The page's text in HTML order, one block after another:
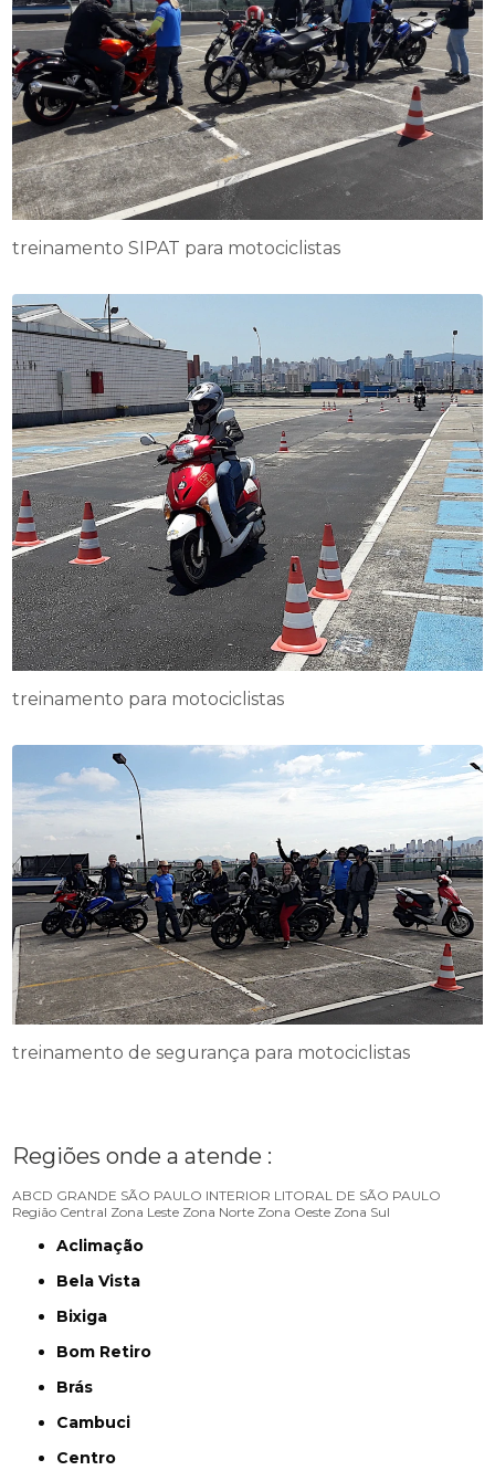
treinamento SIPAT para motociclistas
treinamento para motociclistas
treinamento de segurança para motociclistas
Regiões onde a atende :
ABCD GRANDE SÃO PAULO INTERIOR LITORAL DE SÃO PAULO
Região Central Zona Leste Zona Norte Zona Oeste Zona Sul
Aclimação
Bela Vista
Bixiga
Bom Retiro
Brás
Cambuci
Centro